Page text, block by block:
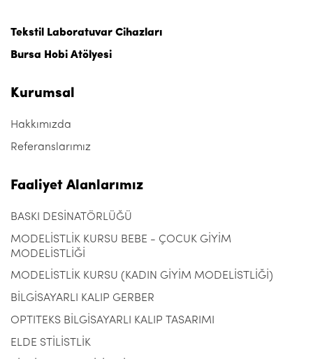
Tekstil Laboratuvar Cihazları
Bursa Hobi Atölyesi
Kurumsal
Hakkımızda
Referanslarımız
Faaliyet Alanlarımız
BASKI DESİNATÖRLÜĞÜ
MODELİSTLİK KURSU BEBE - ÇOCUK GİYİM
MODELİSTLİĞİ
MODELİSTLİK KURSU (KADIN GİYİM MODELİSTLİĞİ)
BİLGİSAYARLI KALIP GERBER
OPTITEKS BİLGİSAYARLI KALIP TASARIMI
ELDE STİLİSTLİK